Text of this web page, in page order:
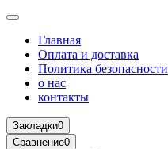
Главная
Оплата и доставка
Политика безопасности
о нас
контакты
Закладки0
Сравнение0